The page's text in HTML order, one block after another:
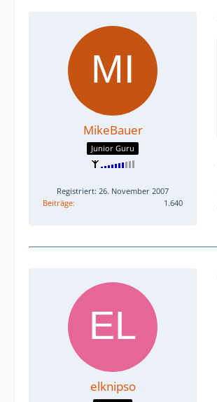
MikeBauer
Junior Guru
Registriert: 26. November 2007
Beiträge
1.640
elknipso